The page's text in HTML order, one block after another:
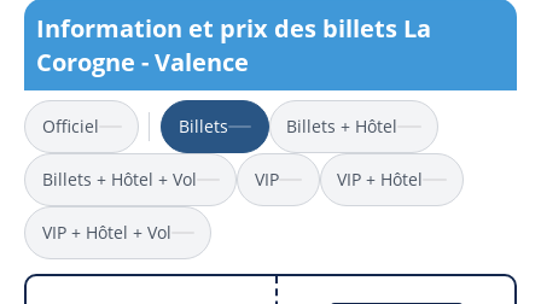
Information et prix des billets La
Corogne - Valence
Officiel Billets Billets + Hôtel
Billets + Hôtel + Vol VIP VIP + Hôtel
VIP + Hôtel + Vol